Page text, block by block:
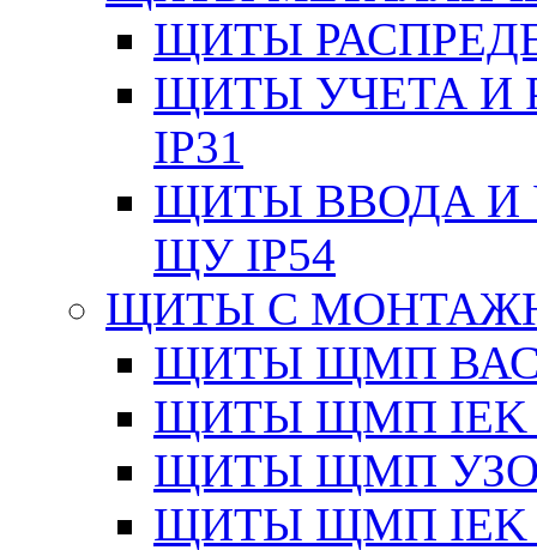
ЩИТЫ
ЩИТЫ УЧЕТА И
IP31
ЩИТЫ ВВОДА И
ЩУ IP54
ЩИТЫ С
ЩИТЫ ЩМП ВАС
ЩИТЫ ЩМП IEK
ЩИТЫ ЩМП
ЩИТЫ ЩМП IEK